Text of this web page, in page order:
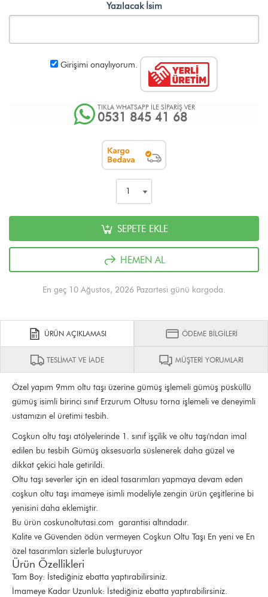
Yazılacak İsim
Girişimi onaylıyorum.
TIKLA WHATSAPP İLE SİPARİŞ VER
0531 845 41 68
SEPETE EKLE
HEMEN AL
En geç 10 Ağustos, 2026 Pazartesi günü kargoda.
ÜRÜN AÇIKLAMASI ÖDEME BİLGİLERİ
TESLİMAT VE İADE MÜŞTERİ YORUMLARI
Özel yapım 9mm oltu taşı üzerine gümüş işlemeli gümüş püsküllü
gümüş isimli birinci sınıf Erzurum Oltusu torna işlemeli ve deneyimli
ustamızın el üretimi tesbih.
Coşkun oltu taşı atölyelerinde 1. sınıf işçilik ve oltu taşı'ndan imal
edilen bu tesbih Gümüş aksesuarla süslenerek daha güzel ve
dikkat çekici hale getirildi.
Oltu taşı severler için en ideal tasarımları yapmaya devam eden
coşkun oltu taşı imameye isimli modeliyle zengin ürün çeşitlerine bi
yenisini daha eklemiştir.
Bu ürün coskunoltutasi.com garantisi altındadır.
Kalite ve Güvenden ödün vermeyen Coşkun Oltu Taşı En yeni ve En
özel tasarımları sizlerle buluşturuyor
Ürün Özellikleri
Tam Boy: İstediğiniz ebatta yaptırabilirsiniz.
İmameye Kadar Uzunluk: İstediğiniz ebatta yaptırabilirsiniz.